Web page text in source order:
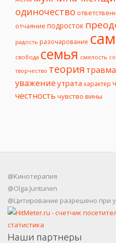
одиночество
отчаяние подросток
радость разочарование
свобода семья смелость
творчество теория травма
уважение утрата характер
честность чувство вины
@Кинотерапия
@Olga Juntunen
@Цитирование разрешено при
Наши партнеры